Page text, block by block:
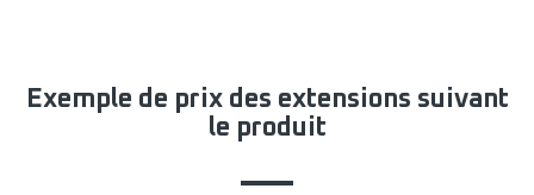
Exemple de prix des extensions suivant
le produit